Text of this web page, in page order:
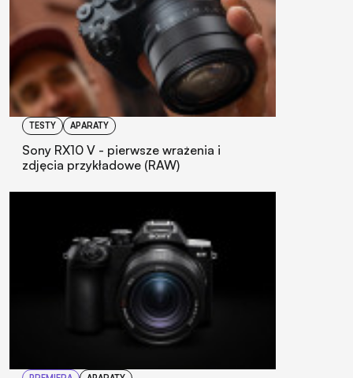
TESTY APARATY
Sony RX10 V - pierwsze wrażenia i
zdjęcia przykładowe (RAW)